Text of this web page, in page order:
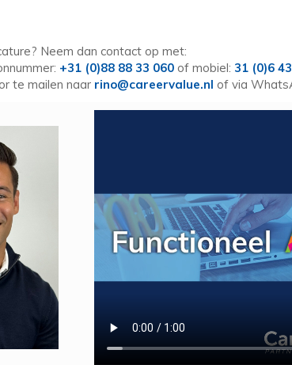
Neem dan contact op met:
+31 (0)88 88 33 060 of mobiel: 31 (0)6
te mailen naar rino@careervalue.nl of via